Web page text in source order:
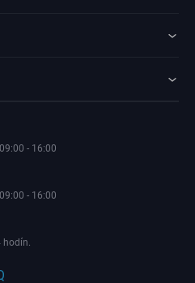
- 16:00
- 16:00
hodín.